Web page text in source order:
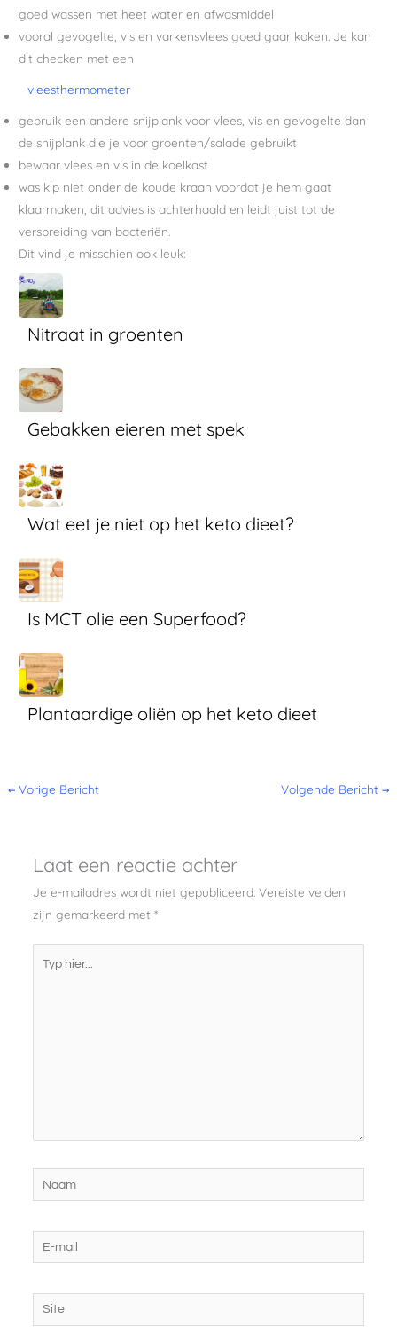
goed wassen met heet water en afwasmiddel
vooral gevogelte, vis en varkensvlees goed gaar koken. Je kan
dit checken met een
vleesthermometer
gebruik een andere snijplank voor vlees, vis en gevogelte dan
de snijplank die je voor groenten/salade gebruikt
bewaar vlees en vis in de koelkast
was kip niet onder de koude kraan voordat je hem gaat
klaarmaken, dit advies is achterhaald en leidt juist tot de
verspreiding van bacteriën.
Dit vind je misschien ook leuk:
Nitraat in groenten
Gebakken eieren met spek
Wat eet je niet op het keto dieet?
Is MCT olie een Superfood?
Plantaardige oliën op het keto dieet
← Vorige Bericht Volgende Bericht →
Laat een reactie achter
Je e-mailadres wordt niet gepubliceerd. Vereiste velden
zijn gemarkeerd met *
Naam
mail
Site